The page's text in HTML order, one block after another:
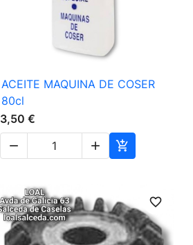
Vista rápida
ACEITE MAQUINA DE COSER
80cl
3,50 €

 
favorite_border